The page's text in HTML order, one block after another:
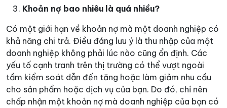
Khoản nợ bao nhiêu là quá nhiều?
Có một giới hạn về khoản nợ mà một doanh nghiệp có
khả năng chi trả. Điều đáng lưu ý là thu nhập của một
doanh nghiệp không phải lúc nào cũng ổn định. Các
yếu tố cạnh tranh trên thị trường có thể vượt ngoài
tầm kiểm soát dẫn đến tăng hoặc làm giảm nhu cầu
cho sản phẩm hoặc dịch vụ của bạn. Do đó, chỉ nên
chấp nhận một khoản nợ mà doanh nghiệp của bạn có